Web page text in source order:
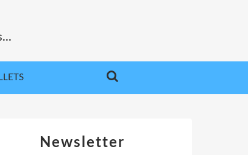
Newsletter